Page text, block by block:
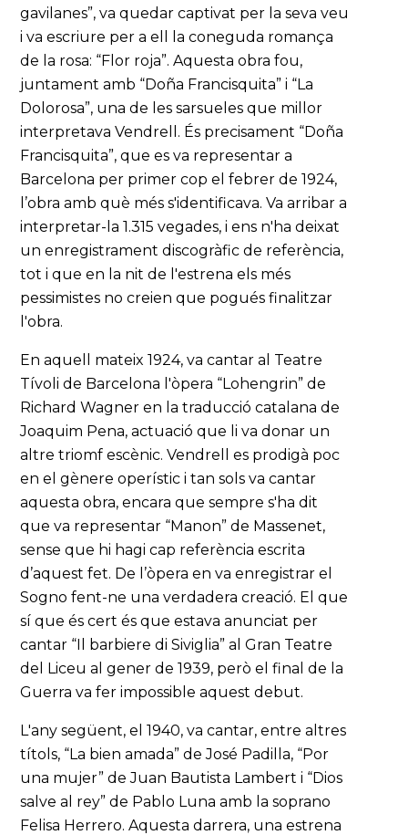
gavilanes”, va quedar captivat per la seva veu
i va escriure per a ell la coneguda romança
de la rosa: “Flor roja”. Aquesta obra fou,
juntament amb “Doña Francisquita” i “La
Dolorosa”, una de les sarsueles que millor
interpretava Vendrell. És precisament “Doña
Francisquita”, que es va representar a
Barcelona per primer cop el febrer de 1924,
l’obra amb què més s'identificava. Va arribar a
interpretar-la 1.315 vegades, i ens n'ha deixat
un enregistrament discogràfic de referència,
tot i que en la nit de l'estrena els més
pessimistes no creien que pogués finalitzar
l'obra.
En aquell mateix 1924, va cantar al Teatre
Tívoli de Barcelona l'òpera “Lohengrin” de
Richard Wagner en la traducció catalana de
Joaquim Pena, actuació que li va donar un
altre triomf escènic. Vendrell es prodigà poc
en el gènere operístic i tan sols va cantar
aquesta obra, encara que sempre s'ha dit
que va representar “Manon” de Massenet,
sense que hi hagi cap referència escrita
d’aquest fet. De l’òpera en va enregistrar el
Sogno fent-ne una verdadera creació. El que
sí que és cert és que estava anunciat per
cantar “Il barbiere di Siviglia” al Gran Teatre
del Liceu al gener de 1939, però el final de la
Guerra va fer impossible aquest debut.
L'any següent, el 1940, va cantar, entre altres
títols, “La bien amada” de José Padilla, “Por
una mujer” de Juan Bautista Lambert i “Dios
salve al rey” de Pablo Luna amb la soprano
Felisa Herrero. Aquesta darrera, una estrena